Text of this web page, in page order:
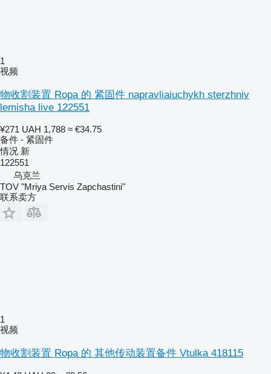
1
视频
物收割装置 Ropa 的 紧固件 napravliaiuchykh sterzhniv
lemisha live 122551
¥271 UAH 1,788 ≈ €34.75
备件 - 紧固件
情况 新
122551
乌克兰
TOV "Mriya Servis Zapchastini"
联系卖方
1
视频
物收割装置 Ropa 的 其他传动装置备件 Vtulka 418115